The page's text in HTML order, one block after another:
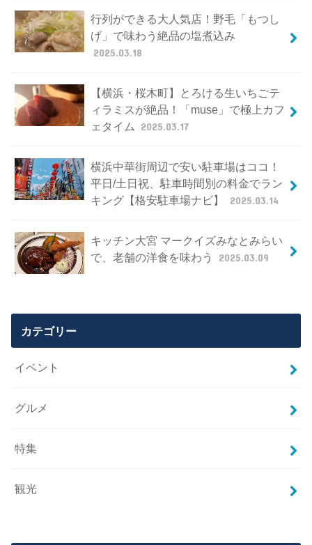
行列ができる大人気店！野毛「もつし
げ」で味わう絶品の塩煮込み
2025.03.18
【横浜・桜木町】とろける生いちごテ
ィラミスが絶品！「muse」で極上カフ
ェタイム
2025.03.17
横浜中華街周辺で安い駐車場はココ！
平日/土日祝、駐車時間別の料金でラン
キング【格安駐車場ナビ】
2025.03.14
キッチン大宮 マークイズみなとみらい
で、老舗の洋食を味わう
2025.03.09
カテゴリー
イベント
グルメ
特集
観光